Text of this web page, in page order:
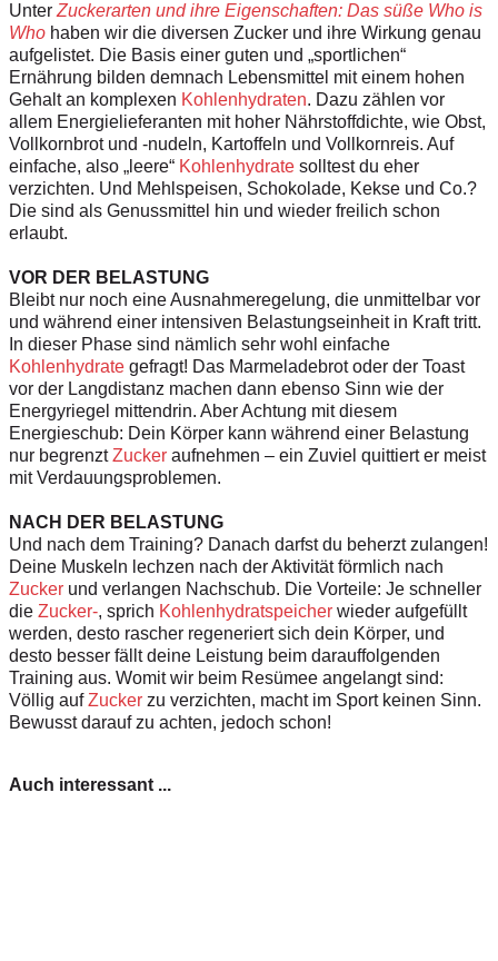
UnterZuckerarten und ihre Eigenschaften: Das süße Who is
Who haben wir die diversen Zucker und ihre Wirkung genau
aufgelistet. Die Basis einer guten und „sportlichen“
Ernährung bilden demnach Lebensmittel mit einem hohen
Gehalt an komplexen Kohlenhydraten. Dazu zählen vor
allem Energielieferanten mit hoher Nährstoffdichte, wie Obst,
Vollkornbrot und -nudeln, Kartoffeln und Vollkornreis. Auf
einfache, also „leere“ Kohlenhydrate solltest du eher
verzichten. Und Mehlspeisen, Schokolade, Kekse und Co.?
Die sind als Genussmittel hin und wieder freilich schon
erlaubt.
VOR DER BELASTUNG
Bleibt nur noch eine Ausnahmeregelung, die unmittelbar vor
und während einer intensiven Belastungseinheit in Kraft tritt.
In dieser Phase sind nämlich sehr wohl einfache
Kohlenhydrate gefragt! Das Marmeladebrot oder der Toast
vor der Langdistanz machen dann ebenso Sinn wie der
Energyriegel mittendrin. Aber Achtung mit diesem
Energieschub: Dein Körper kann während einer Belastung
nur begrenztZucker aufnehmen – ein Zuviel quittiert er meist
mit Verdauungsproblemen.
NACH DER BELASTUNG
Und nach dem Training? Danach darfst du beherzt zulangen!
Deine Muskeln lechzen nach der Aktivität förmlich nach
Zucker und verlangen Nachschub. Die Vorteile: Je schneller
die Zucker-, sprich Kohlenhydratspeicher wieder aufgefüllt
werden, desto rascher regeneriert sich dein Körper, und
desto besser fällt deine Leistung beim darauffolgenden
Training aus. Womit wir beim Resümee angelangt sind:
Völlig aufZucker zu verzichten, macht im Sport keinen Sinn.
Bewusst darauf zu achten, jedoch schon!
Auch interessant ...